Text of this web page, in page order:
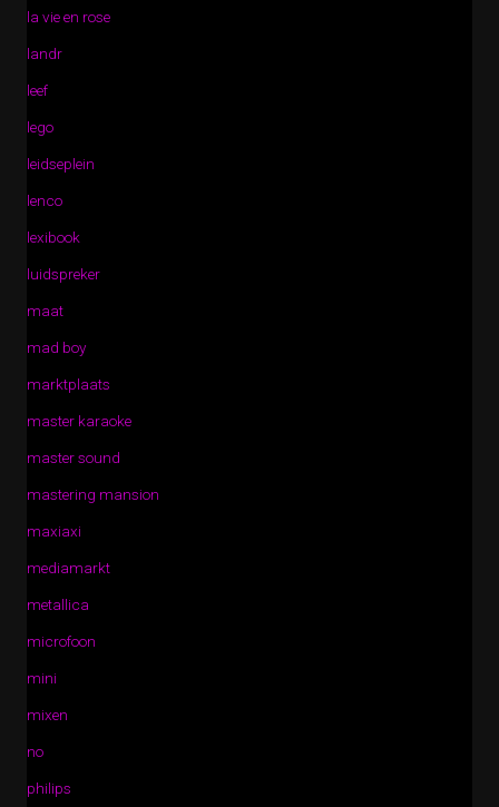
la vie en rose
landr
leef
lego
leidseplein
lenco
lexibook
luidspreker
maat
mad boy
marktplaats
master karaoke
master sound
mastering mansion
maxiaxi
mediamarkt
metallica
microfoon
mini
mixen
no
philips